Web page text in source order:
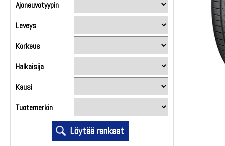
Ajoneuvotyypin
Leveys
Korkeus
Halkaisija
Kausi
Tuotemerkin